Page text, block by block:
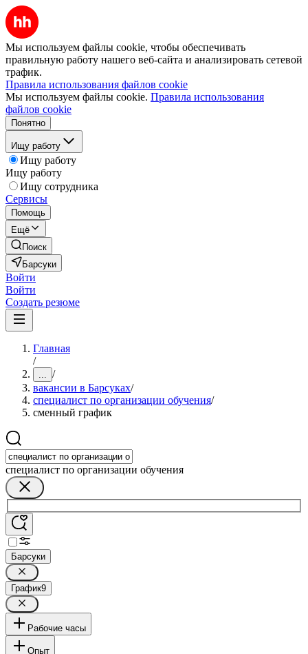
Мы используем файлы cookie, чтобы обеспечивать
правильную работу нашего веб-сайта и анализировать сетевой
трафик.
Правила использования файлов cookie
Мы используем файлы cookie. Правила использования
файлов cookie
Понятно
Ищу работу
Ищу работу
Ищу работу
Ищу сотрудника
Сервисы
Помощь
Ещё
Поиск
Барсуки
Войти
Войти
Создать резюме
Главная
/
... /
вакансии в Барсуках/
специалист по организации обучения/
сменный график
специалист по организации обучения
Барсуки
График9
Рабочие часы
Опыт